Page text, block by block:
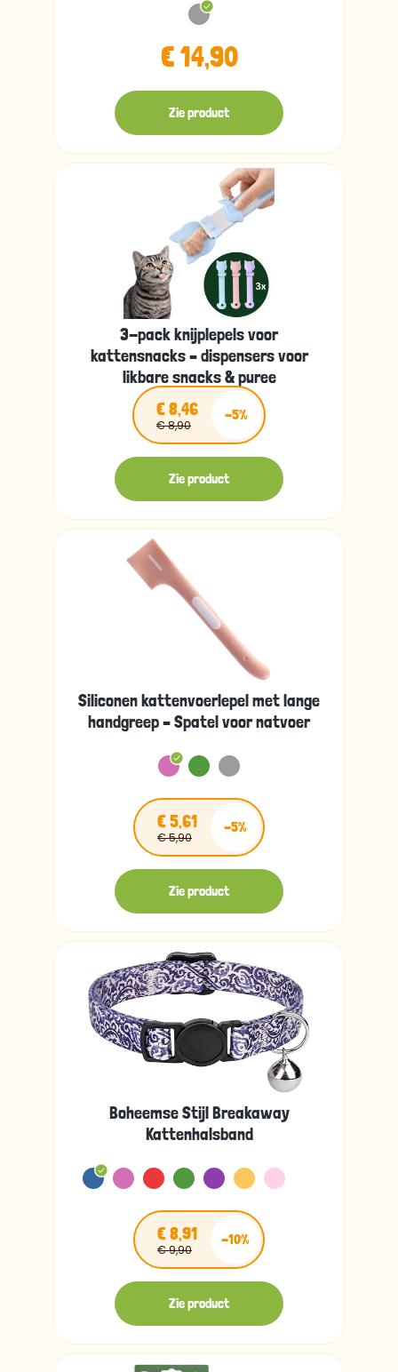
€ 14,90
Zie product
3-pack knijplepels voor
kattensnacks – dispensers voor
likbare snacks & puree
€ 8,46
€ 8,90
-5%
Zie product
Siliconen kattenvoerlepel met lange
handgreep – Spatel voor natvoer
€ 5,61
€ 5,90
-5%
Zie product
Boheemse Stijl Breakaway
Kattenhalsband
€ 8,91
€ 9,90
-10%
Zie product